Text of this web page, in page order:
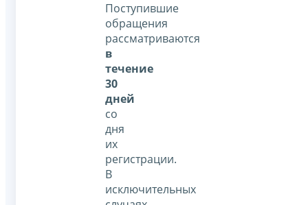
Поступившие
обращения
рассматриваются
в
течение
30
дней
со
дня
их
регистрации.
В
исключительных